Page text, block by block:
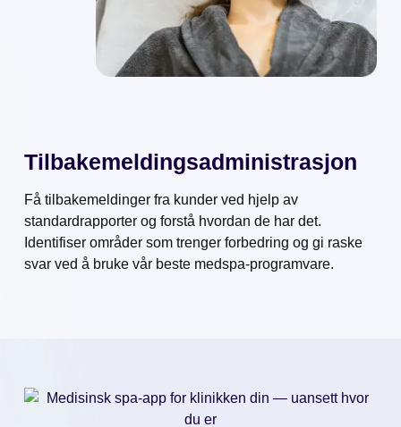
Tilbakemeldingsadministrasjon
Få tilbakemeldinger fra kunder ved hjelp av
standardrapporter og forstå hvordan de har det.
Identifiser områder som trenger forbedring og gi raske
svar ved å bruke vår beste medspa-programvare.